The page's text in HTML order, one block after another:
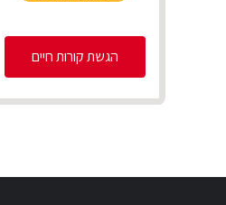
הגשת קורות חיים